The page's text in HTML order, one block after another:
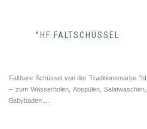
°HF FALTSCHÜSSEL
Faltbare Schüssel von der Traditionsmarke °hf
– zum Wasserholen, Abspülen, Salatwaschen,
Babybaden ...